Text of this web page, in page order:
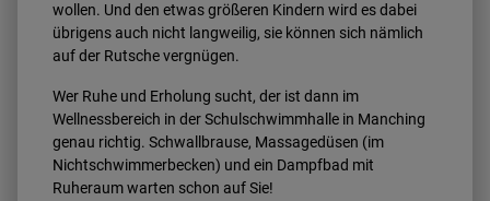
wollen. Und den etwas größeren Kindern wird es dabei
übrigens auch nicht langweilig, sie können sich nämlich
auf der Rutsche vergnügen.
Wer Ruhe und Erholung sucht, der ist dann im
Wellnessbereich in der Schulschwimmhalle in Manching
genau richtig. Schwallbrause, Massagedüsen (im
Nichtschwimmerbecken) und ein Dampfbad mit
Ruheraum warten schon auf Sie!